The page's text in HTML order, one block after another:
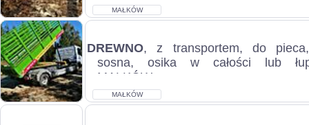
MAŁKÓW
DREWNO, z transportem, do
sosna, osika w całości lub
MAŁKÓW...
MAŁKÓW